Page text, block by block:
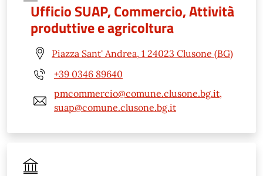
Ufficio SUAP, Commercio, Attività
produttive e agricoltura
Piazza Sant' Andrea, 1 24023 Clusone (BG)
+39 0346 89640
pmcommercio@comune.clusone.bg.it,
suap@comune.clusone.bg.it